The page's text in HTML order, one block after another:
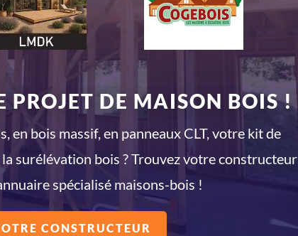
PROJET DE MAISON BOIS !
en bois massif, en panneaux CLT, votre kit de
surélévation bois ? Trouvez votre constructeur
spécialisé maisons-bois !
CONSTRUCTEUR